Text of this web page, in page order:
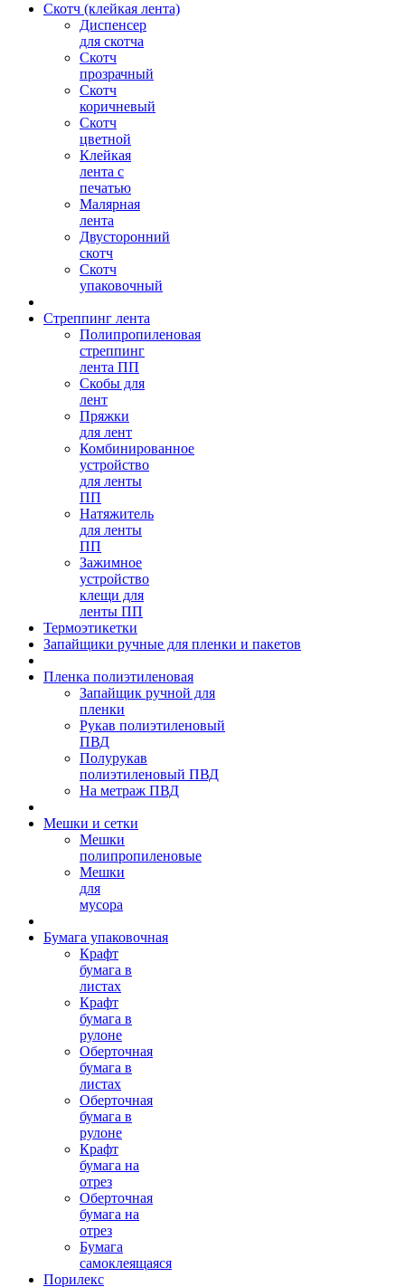
Скотч (клейкая лента)
Диспенсер
для скотча
Скотч
прозрачный
Скотч
коричневый
Скотч
цветной
Клейкая
лента с
печатью
Малярная
лента
Двусторонний
скотч
Скотч
упаковочный
Стреппинг лента
Полипропиленовая
стреппинг
лента ПП
Скобы для
лент
Пряжки
для лент
Комбинированное
устройство
для ленты
ПП
Натяжитель
для ленты
ПП
Зажимное
устройство
клещи для
ленты ПП
Термоэтикетки
Запайщики ручные для пленки и пакетов
Пленка полиэтиленовая
Запайщик ручной для
пленки
Рукав полиэтиленовый
ПВД
Полурукав
полиэтиленовый ПВД
На метраж ПВД
Мешки и сетки
Мешки
полипропиленовые
Мешки
для
мусора
Бумага упаковочная
Крафт
бумага в
листах
Крафт
бумага в
рулоне
Оберточная
бумага в
листах
Оберточная
бумага в
рулоне
Крафт
бумага на
отрез
Оберточная
бумага на
отрез
Бумага
самоклеящаяся
Порилекс